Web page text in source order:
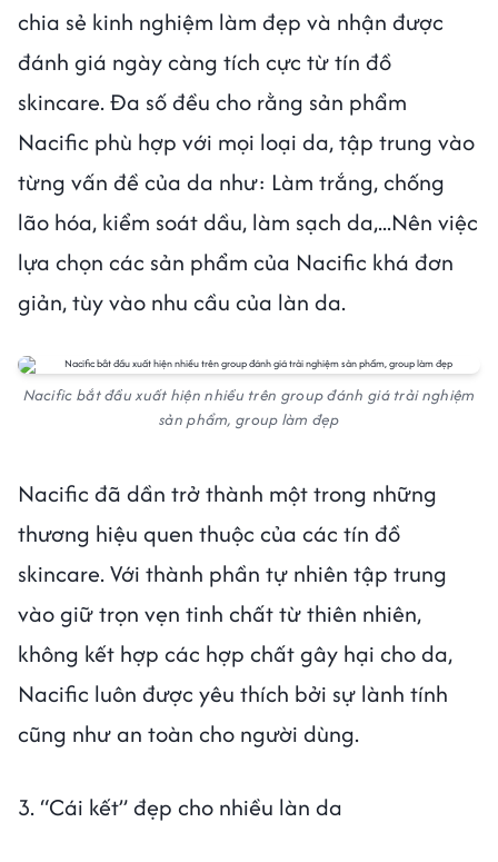
chia sẻ kinh nghiệm làm đẹp và nhận được
đánh giá ngày càng tích cực từ tín đồ
skincare. Đa số đều cho rằng sản phẩm
Nacific phù hợp với mọi loại da, tập trung vào
từng vấn đề của da như: Làm trắng, chống
lão hóa, kiểm soát dầu, làm sạch da,...Nên việc
lựa chọn các sản phẩm của Nacific khá đơn
giản, tùy vào nhu cầu của làn da.
Nacific bắt đầu xuất hiện nhiều trên group đánh giá trải nghiệm
sản phẩm, group làm đẹp
Nacific đã dần trở thành một trong những
thương hiệu quen thuộc của các tín đồ
skincare. Với thành phần tự nhiên tập trung
vào giữ trọn vẹn tinh chất từ thiên nhiên,
không kết hợp các hợp chất gây hại cho da,
Nacific luôn được yêu thích bởi sự lành tính
cũng như an toàn cho người dùng.
3. “Cái kết” đẹp cho nhiều làn da